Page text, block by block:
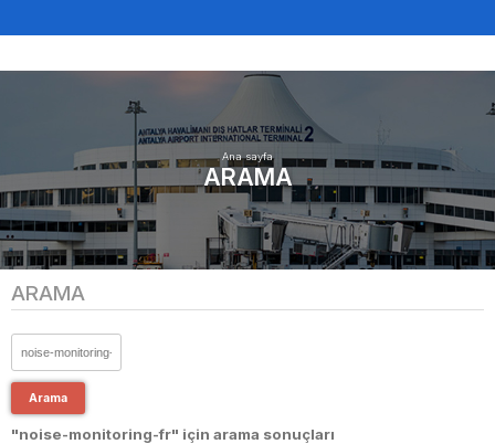
Ana sayfa
ARAMA
ARAMA
Arama
"noise-monitoring-fr" için arama sonuçları